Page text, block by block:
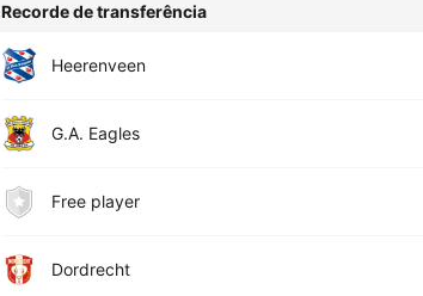
Recorde de transferência
Heerenveen
G.A. Eagles
Free player
Dordrecht